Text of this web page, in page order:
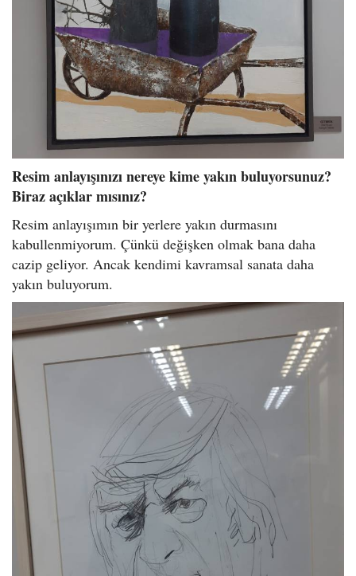
Resim anlayışınızı nereye kime yakın buluyorsunuz?
Biraz açıklar mısınız?
Resim anlayışımın bir yerlere yakın durmasını
kabullenmiyorum. Çünkü değişken olmak bana daha
cazip geliyor. Ancak kendimi kavramsal sanata daha
yakın buluyorum.